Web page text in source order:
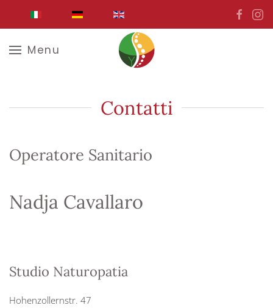
Menu
Contatti
Operatore Sanitario
Nadja Cavallaro
Studio Naturopatia
Hohenzollernstr. 47